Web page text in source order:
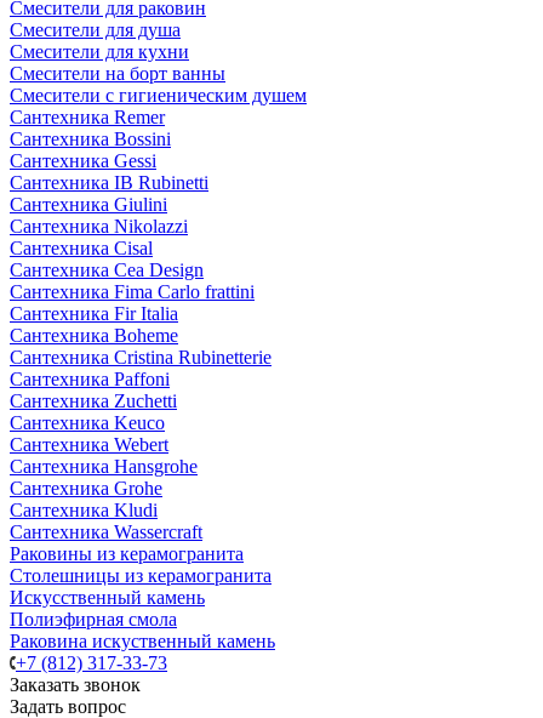
Смесители для раковин
Смесители для душа
Смесители для кухни
Смесители на борт ванны
Смесители с гигиеническим душем
Сантехника Remer
Сантехника Bossini
Сантехника Gessi
Сантехника IB Rubinetti
Сантехника Giulini
Сантехника Nikolazzi
Сантехника Cisal
Сантехника Cea Design
Сантехника Fima Carlo frattini
Сантехника Fir Italia
Сантехника Boheme
Сантехника Cristina Rubinetterie
Сантехника Paffoni
Сантехника Zuchetti
Сантехника Keuco
Сантехника Webert
Сантехника Hansgrohe
Сантехника Grohe
Сантехника Kludi
Сантехника Wassercraft
Раковины из керамогранита
Столешницы из керамогранита
Искусственный камень
Полиэфирная смола
Раковина искуственный камень
+7 (812) 317-33-73
Заказать звонок
Задать вопрос